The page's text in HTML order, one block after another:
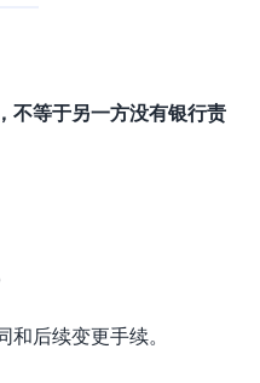
不等于另一方没有银行责
后续变更手续。